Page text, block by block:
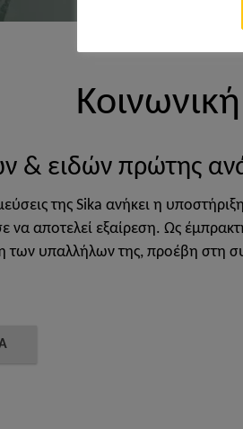
& ειδών πρώτης
της Sika ανήκει η
αποτελεί εξαίρεση. Ως
των υπαλλήλων της, προέβη στη